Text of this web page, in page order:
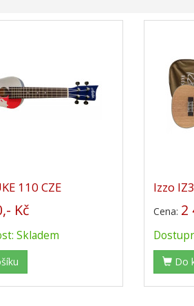
110 CZE
Kč
Skladem
Izzo
Cena: 2
Do